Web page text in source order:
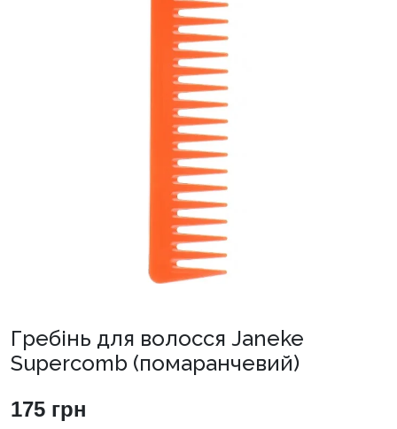
Гребінь для волосся Janeke
Supercomb (помаранчевий)
175 грн